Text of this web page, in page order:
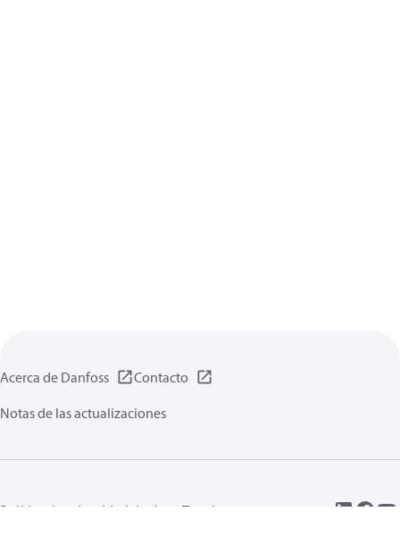
Acerca de Danfoss
Contacto
Notas de las actualizaciones
Política de privacidad de datos Terminos uso